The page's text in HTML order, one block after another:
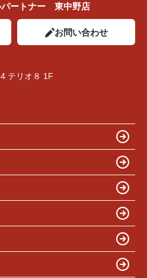
パートナー 東中野店
お問い合わせ
テリオ８ 1F